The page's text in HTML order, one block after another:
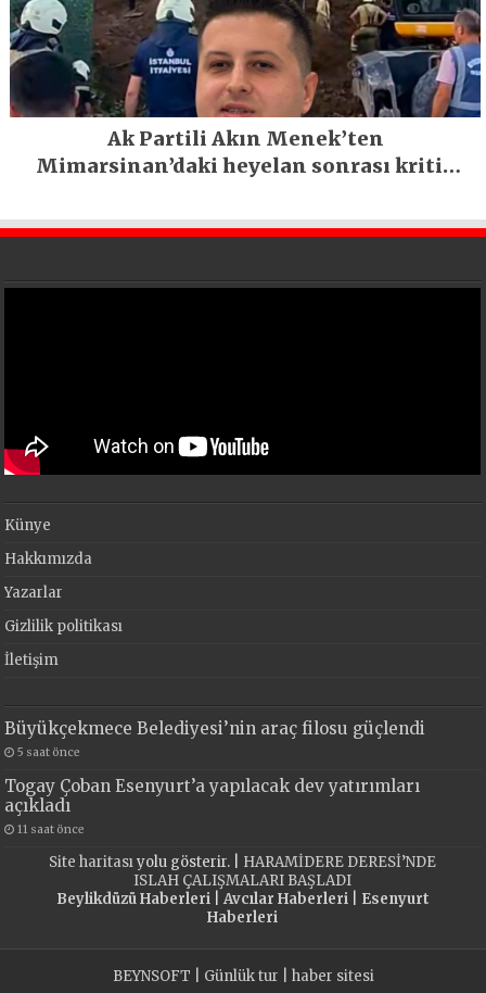
Ak Partili Akın Menek’ten
Mimarsinan’daki heyelan sonrası kritik
Künye
Hakkımızda
Yazarlar
Gizlilik politikası
İletişim
Büyükçekmece Belediyesi’nin araç filosu güçlendi
5 saat önce
Togay Çoban Esenyurt’a yapılacak dev yatırımları
açıkladı
11 saat önce
Site haritasıyolu gösterir. | HARAMİDERE DERESİ’NDE
ISLAH ÇALIŞMALARI BAŞLADI
Beylikdüzü Haberleri| Avcılar Haberleri| Esenyurt
Haberleri
BEYNSOFT Günlük tur haber sitesi